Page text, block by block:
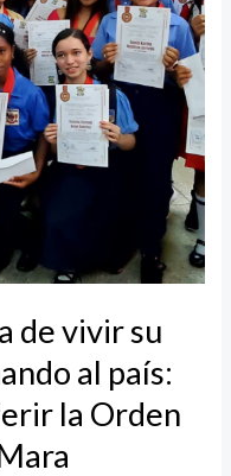
de vivir su
al país:
la Orden